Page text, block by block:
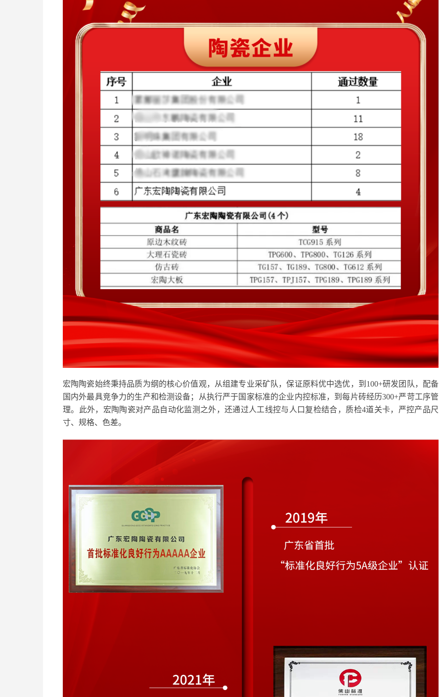
宏陶陶瓷始终秉持品质为纲的核心价值观，从组建专业采矿队，保证原料优中选优，到100+研发团队，配备
国内外最具竞争力的生产和检测设备；从执行严于国家标准的企业内控标准，到每片砖经历300+严苛工序管
理。此外，宏陶陶瓷对产品自动化监测之外，还通过人工线控与人口复检结合，质检4道关卡，严控产品尺
寸、规格、色差。